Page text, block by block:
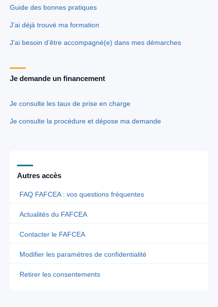
Guide des bonnes pratiques
J’ai déjà trouvé ma formation
J’ai besoin d’être accompagné(e) dans mes démarches
Je demande un financement
Je consulte les taux de prise en charge
Je consulte la procédure et dépose ma demande
Autres accès
FAQ FAFCEA : vos questions fréquentes
Actualités du FAFCEA
Contacter le FAFCEA
Modifier les paramètres de confidentialité
Retirer les consentements